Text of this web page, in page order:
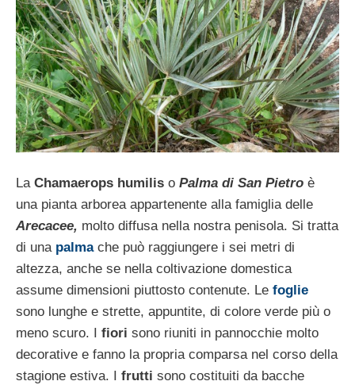
La Chamaerops humilis o Palma di San Pietro è
una pianta arborea appartenente alla famiglia delle
Arecacee, molto diffusa nella nostra penisola. Si tratta
di una palmache può raggiungere i sei metri di
altezza, anche se nella coltivazione domestica
assume dimensioni piuttosto contenute. Le foglie
sono lunghe e strette, appuntite, di colore verde più o
meno scuro. I fiori sono riuniti in pannocchie molto
decorative e fanno la propria comparsa nel corso della
stagione estiva. I frutti sono costituiti da bacche